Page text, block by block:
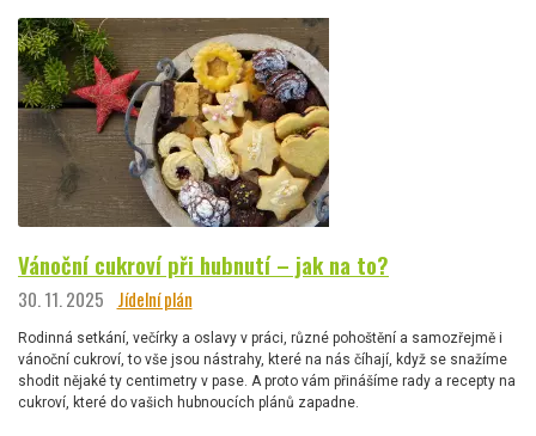
Vánoční cukroví při hubnutí – jak na to?
30. 11. 2025 Jídelní plán
Rodinná setkání, večírky a oslavy v práci, různé pohoštění a samozřejmě i
vánoční cukroví, to vše jsou nástrahy, které na nás číhají, když se snažíme
shodit nějaké ty centimetry v pase. A proto vám přinášíme rady a recepty na
cukroví, které do vašich hubnoucích plánů zapadne.